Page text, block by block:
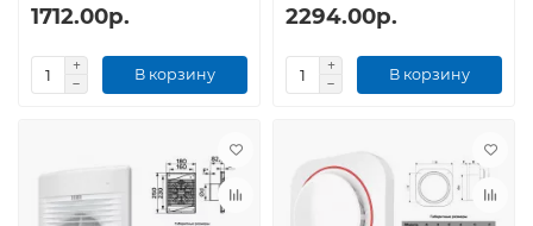
1712.00р.
В корзину
2294.00р.
В корзину